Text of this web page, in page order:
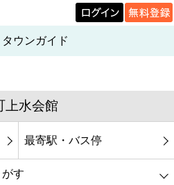
ウンガイド
上水会館
最寄駅・バス停
す